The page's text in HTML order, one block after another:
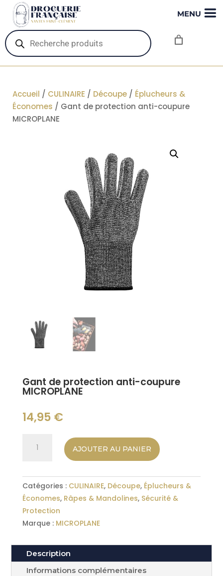
Recherche
de
produits
Accueil / CULINAIRE / Découpe/ Éplucheurs &
Économes / Gant de protection anti-coupure
MICROPLANE
Gant de protection anti-coupure
MICROPLANE
14,95 €
de
protection
anti-
coupure
MICROPLANE
AJOUTER AU PANIER
Catégories : CULINAIRE, Découpe, Éplucheurs &
Économes, Râpes & Mandolines, Sécurité &
Protection
Marque : MICROPLANE
Description
Informations complémentaires
MENU